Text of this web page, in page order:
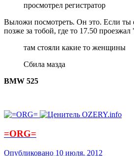
просмотрел регистратор
Выложи посмотреть. Он это. Если ты
позже за тобой, где то 17.50
там стояли какие то женщины
Сбила мазда
BMW 525
=ORG=
Опубликовано 10 июля, 2012